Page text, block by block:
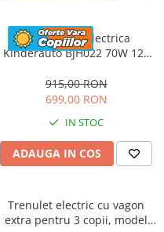
Motocicleta electrica
Kinderauto BJH022 70W 12V
culoare Rosie
915,00 RON
699,00 RON
IN STOC
ADAUGA IN COS
Trenulet electric cu vagon
extra pentru 3 copii, model